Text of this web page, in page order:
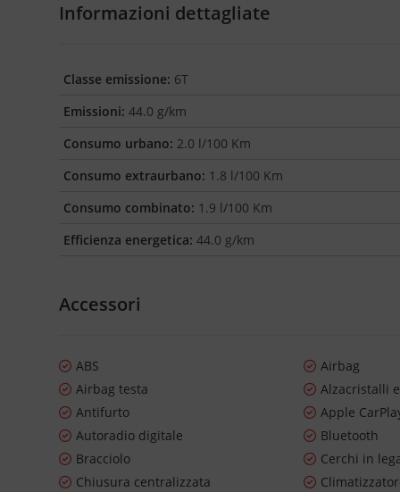
Informazioni dettagliate
Classe emissione: 6T
Emissioni: 44.0 g/km
Consumo urbano: 2.0 l/100 Km
Consumo extraurbano: 1.8 l/100 Km
Consumo combinato: 1.9 l/100 Km
Efficienza energetica: 44.0 g/km
Accessori
ABS Airbag
Airbag testa
Alzacristalli
Antifurto
Apple
Autoradio digitale
Bluetooth
Bracciolo
Cerchi in
Chiusura centralizzata